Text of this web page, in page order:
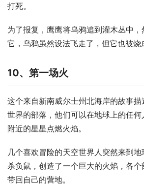
打死。
为了报复，鹰鹰将乌鸦追到灌木丛中
它，乌鸦虽然设法飞走了，但它也被烧
10、第一场火
这个来自新南威尔士州北海岸的故事
世界的部落，他们可以在地球上的任
附近的星星点燃火焰。
几个喜欢冒险的天空世界人突然来到
杀负鼠，创造了一个巨大的火焰，各
带回自己的营地。